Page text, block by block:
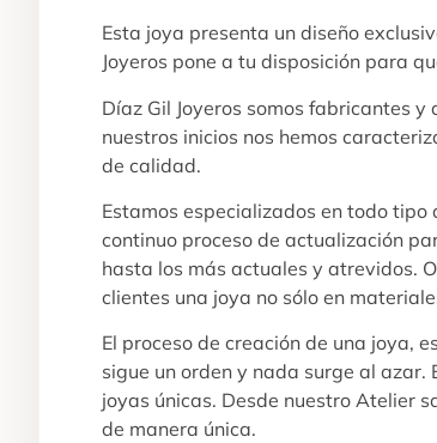
Esta joya presenta un diseño
Joyeros pone a tu disposición para
Díaz Gil Joyeros somos fabricantes
nuestros inicios nos hemos
de calidad.
Estamos especializados en todo
continuo proceso de actualización
hasta los más actuales y atrevidos.
clientes una joya no sólo en
El proceso de creación de una joya,
sigue un orden y nada surge al
joyas únicas. Desde nuestro Atelier
de manera única.